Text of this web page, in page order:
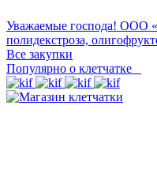
Уважаемые господа! ООО
полидекстроза,
Все закупки
Популярно о клетчатке